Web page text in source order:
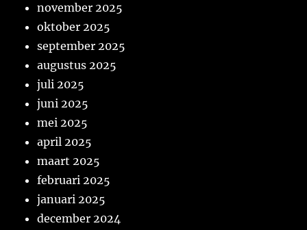
november 2025
oktober 2025
september 2025
augustus 2025
juli 2025
juni 2025
mei 2025
april 2025
maart 2025
februari 2025
januari 2025
december 2024